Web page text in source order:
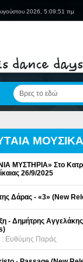
2026, 5:09:51 πμ
ΜΥΣΤΗΡΙΑ» Στο
26/9/2025
Δάρας - «3» (New
- Δημήτρης
: Ευθύμης Παράς